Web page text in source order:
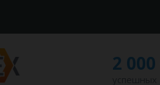
2 000